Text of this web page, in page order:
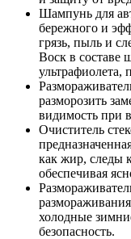
Шампунь для
бережного и
грязь, пыль и
Воск в составе
ультрафиолета,
разморозить
видимость при
Очиститель
как жир, следы
обеспечивая
холодные
безопасность.